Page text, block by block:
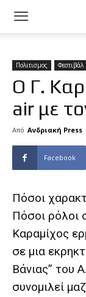
Πολιτισμος Φεστιβάλ
Ο Γ.
air με
Από Ανδριακή Press
Facebook
Πόσοι
Πόσοι ρόλοι
Καραμίχος
σε μια
Βάνιας” του
συνομιλεί